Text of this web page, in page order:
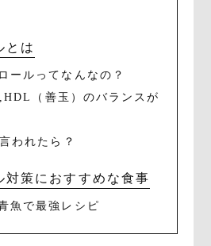
とは
ールってなんなの？
（善玉）のバランスが
われたら？
対策におすすめな食事
魚で最強レシピ